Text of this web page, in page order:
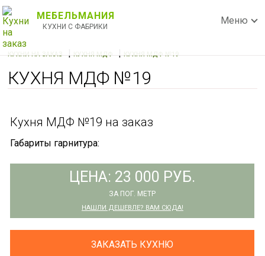
МЕБЕЛЬМАНИЯ
КУХНИ С ФАБРИКИ
Меню
КУХНИ НА ЗАКАЗ |КУХНЯ МДФ |КУХНЯ МДФ №19
КУХНЯ МДФ №19
Кухня МДФ №19 на заказ
Габариты гарнитура:
ЦЕНА: 23 000 РУБ.
ЗА ПОГ. МЕТР
НАШЛИ ДЕШЕВЛЕ? ВАМ СЮДА!
ЗАКАЗАТЬ КУХНЮ